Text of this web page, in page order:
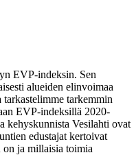
EVP-indeksin. Sen
alueiden elinvoimaa
tarkemmin
EVP-indeksillä 2020-
kehyskunnista Vesilahti ovat
edustajat kertoivat
on ja millaisia toimia